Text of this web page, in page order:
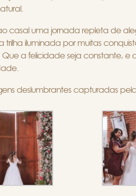
casal uma jornada repleta de
trilha iluminada por muitas
a felicidade seja constante, e
deslumbrantes capturadas